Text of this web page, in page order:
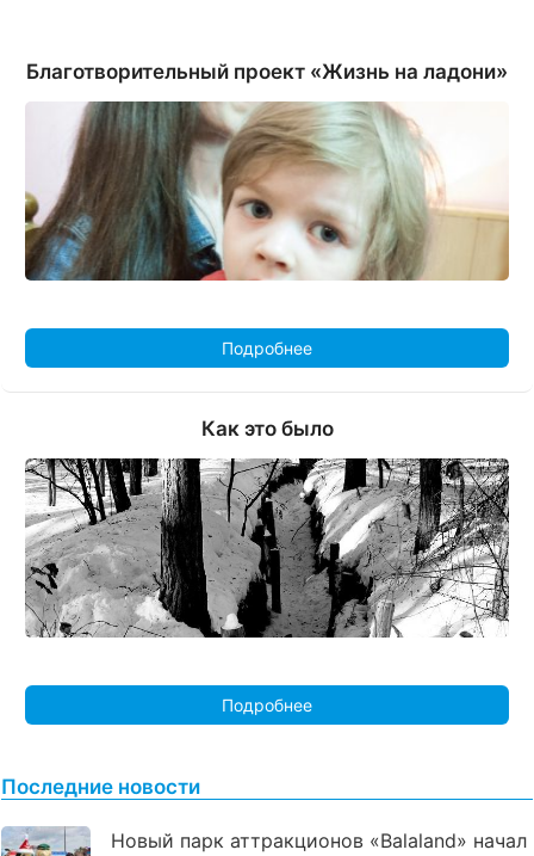
Благотворительный проект «Жизнь на ладони»
Подробнее
Как это было
Подробнее
Последние новости
Новый парк аттракционов «Balaland» начал